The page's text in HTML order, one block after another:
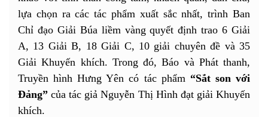
lựa chọn ra các tác phẩm xuất sắc nhất, trình Ban
Chỉ đạo Giải Búa liềm vàng quyết định trao 6 Giải
A, 13 Giải B, 18 Giải C, 10 giải chuyên đề và 35
Giải Khuyến khích. Trong đó, Báo và Phát thanh,
Truyền hình Hưng Yên có tác phẩm “Sắt son với
Đảng” của tác giả Nguyễn Thị Hình đạt giải Khuyến
khích.